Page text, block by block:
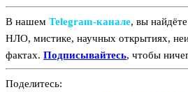
В нашем Telegram‑канале, вы
НЛО, мистике, научных открытиях,
фактах. Подписывайтесь, чтобы
Поделитесь: